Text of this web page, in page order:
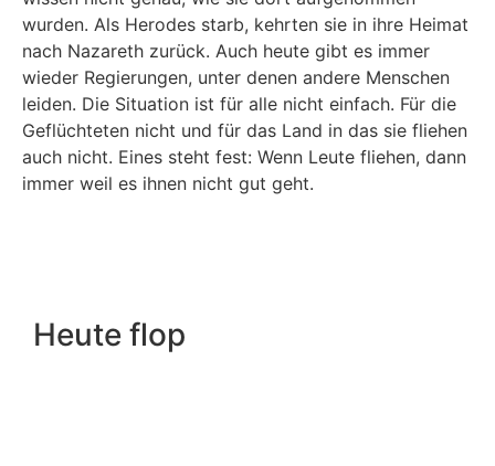
wurden. Als Herodes starb, kehrten sie in ihre Heimat
nach Nazareth zurück. Auch heute gibt es immer
wieder Regierungen, unter denen andere Menschen
leiden. Die Situation ist für alle nicht einfach. Für die
Geflüchteten nicht und für das Land in das sie fliehen
auch nicht. Eines steht fest: Wenn Leute fliehen, dann
immer weil es ihnen nicht gut geht.
Heute flop